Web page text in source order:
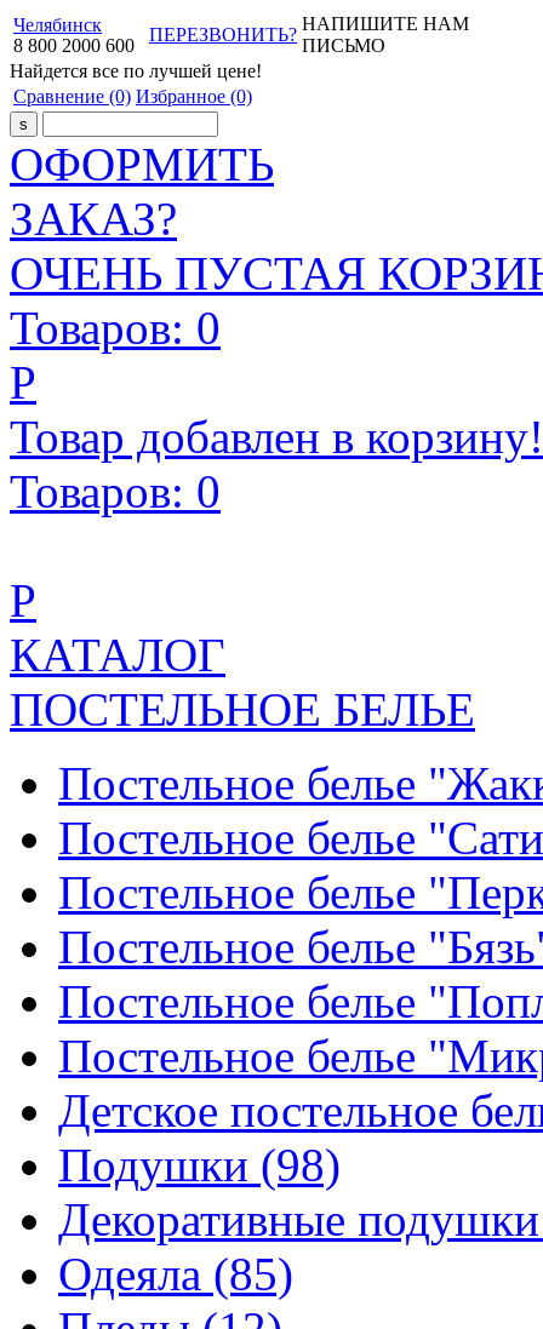
Челябинск
8 800 2000 600
ПЕРЕЗВОНИТЬ?
НАПИШИТЕ НАМ
ПИСЬМО
Найдется все по лучшей цене!
Сравнение (0) Избранное (0)
ОФОРМИТЬ
ЗАКАЗ?
ОЧЕНЬ ПУСТАЯ
Товаров: 0
Р
Товар добавлен в корзину!
Товаров: 0
Р
КАТАЛОГ
ПОСТЕЛЬНОЕ БЕЛЬЕ
Постельное белье
Постельное белье
Постельное белье
Постельное белье
Постельное белье
Постельное белье
Детское постельное
Подушки (98)
Декоративные
Одеяла (85)